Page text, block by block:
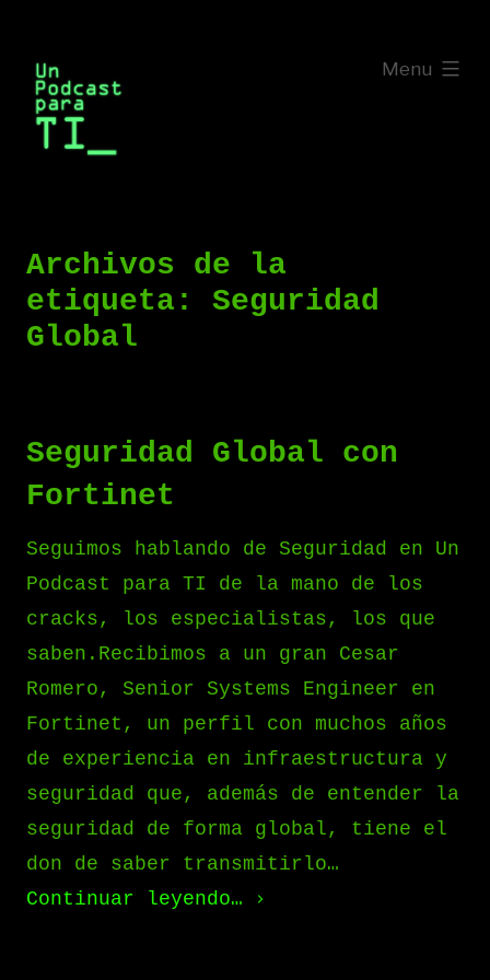
contenido
Menu
expanded
Archivos de la
etiqueta: Seguridad
Global
Seguridad Global con
Fortinet
Seguimos hablando de Seguridad en Un
Podcast para TI de la mano de los
cracks, los especialistas, los que
saben.Recibimos a un gran Cesar
Romero, Senior Systems Engineer en
Fortinet, un perfil con muchos años
de experiencia en infraestructura y
seguridad que, además de entender la
seguridad de forma global, tiene el
don de saber transmitirlo…
Continuar leyendo…